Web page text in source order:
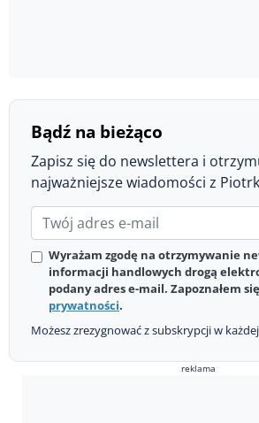
Bądź na bieżąco
Zapisz się do newslettera i
najważniejsze wiadomości z
Wyrażam zgodę na otrzymywanie
informacji handlowych drogą
podany adres e-mail. Zapoznałem
prywatności.
Możesz zrezygnować z subskrypcji w
reklama